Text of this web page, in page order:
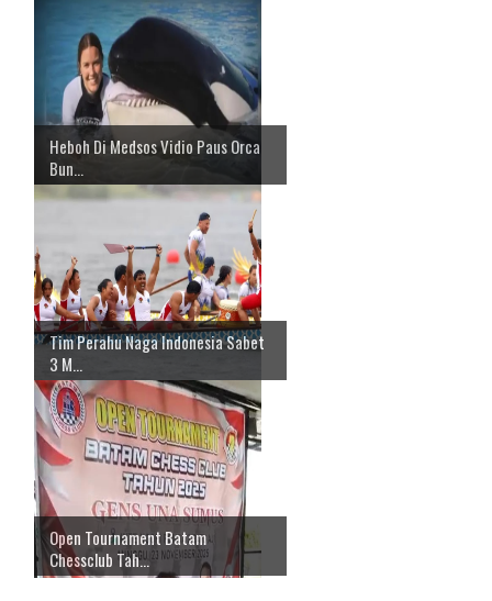
Heboh Di Medsos Vidio Paus Orca
Bun...
Tim Perahu Naga Indonesia Sabet
3 M...
Open Tournament Batam
Chessclub Tah...